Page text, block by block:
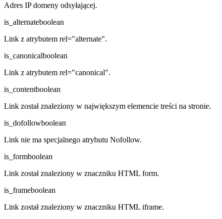
Adres IP domeny odsyłającej.
is_alternateboolean
Link z atrybutem rel="alternate".
is_canonicalboolean
Link z atrybutem rel="canonical".
is_contentboolean
Link został znaleziony w największym elemencie treści na stronie.
is_dofollowboolean
Link nie ma specjalnego atrybutu Nofollow.
is_formboolean
Link został znaleziony w znaczniku HTML form.
is_frameboolean
Link został znaleziony w znaczniku HTML iframe.